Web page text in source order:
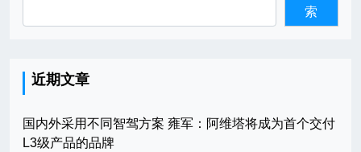
索
近期文章
国内外采用不同智驾方案 雍军：阿维塔将成为首个交付
L3级产品的品牌